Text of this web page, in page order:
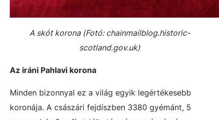
A skót korona (Fotó: chainmailblog.historic-
scotland.gov.uk)
Az iráni Pahlavi korona
Minden bizonnyal ez a világ egyik legértékesebb
koronája. A császári fejdíszben 3380 gyémánt, 5